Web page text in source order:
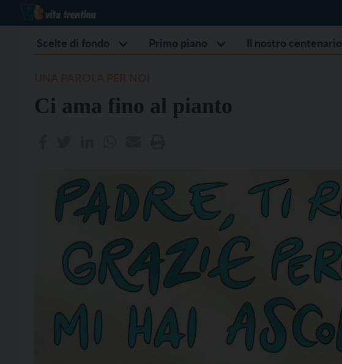
Scelte di fondo Primo piano Il nostro centenario
Ci ama fino al pianto